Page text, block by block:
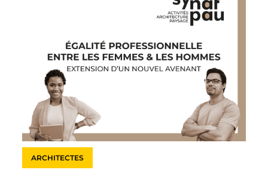
ARCHITECTES